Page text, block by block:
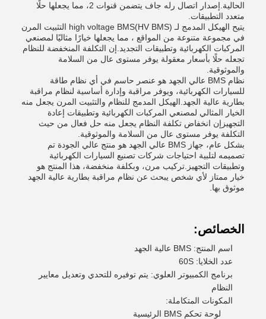
الحالية.إصدار اتصال رله جاف يتضمن قنوات 2، مما يجعلها حلًا
متعدد التطبيقات.
يتيح الهيكل المدمج لـ high voltage BMS(HV BMS) التثبيت المرن
في مجموعة متنوعة من المواقع ، مما يجعلها خيارًا مثاليًا لمصنعي
المركبات الكهربائية وتطبيقات التجديد.إن التكلفة المنخفضة للنظام
تجعله حلًا بأسعار معقولة يوفر مستوى عال من السلامة
والموثوقية.
نظام BMS عالي الجهد هو عنصر حاسم في أي نظام طاقة
للسيارات الكهربائية، ويوفر مراقبة وإدارة أساسية لنظام مراقبة
بطارية عالية الجهد.الهيكل المدمج للنظام والتثبيت المرن يجعل منه
الخيار المثالي لمصنعي المركبات الكهربائية وتطبيقات إعادة
التجهيزإن انخفاض تكلفة النظام يجعل منه حل فعال من حيث
التكلفة يوفر مستوى عال من السلامة والموثوقية.
بشكل عام، جهاز BMS عالي الجهد هو منتج عالي الجودة تم
تصميمه لتلبية احتياجات شركات تصنيع السيارات الكهربائية
وتطبيقات التجهيز.تركيب مرن، وبكلفة منخفضة، هذا المنتج هو
خيار ممتاز لأي شخص يبحث عن نظام مراقبة بطارية عالية الجهد
موثوق بها.
الخصائص:
اسم المنتج: BMS عالية الجهد
عدد الخلايا: 60S
برنامج الكمبيوتر العلوي: يتم توفيره للتحدي وتعديل معايير
النظام
المكونات المتكاملة:
لوحة تحكم BMS الرئيسية